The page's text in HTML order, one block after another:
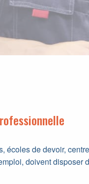
écoles de devoir,
doivent disposer